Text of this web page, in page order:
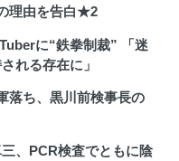
理由を告白★2
に“鉄拳制裁” 「迷
れる存在に」
落ち、黒川前検事長の
、PCR検査でともに陰